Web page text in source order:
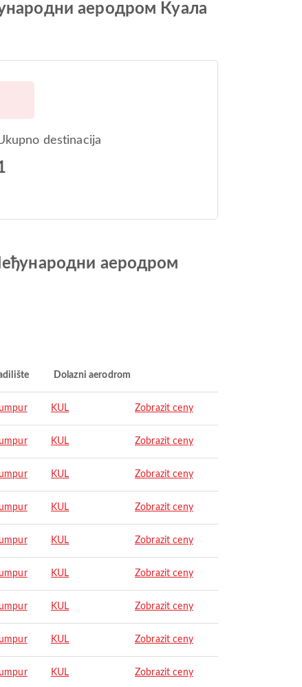
аеродром Куала
destinacija
аеродром
Dolazni aerodrom
KUL Zobrazit ceny
KUL Zobrazit ceny
KUL Zobrazit ceny
KUL Zobrazit ceny
KUL Zobrazit ceny
KUL Zobrazit ceny
KUL Zobrazit ceny
KUL Zobrazit ceny
KUL Zobrazit ceny